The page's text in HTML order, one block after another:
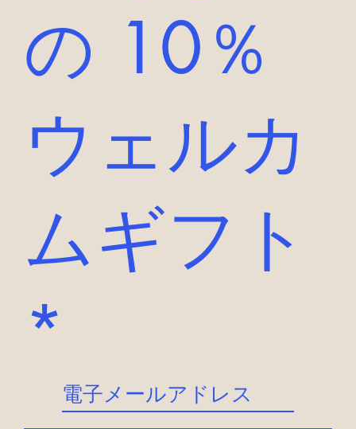
の 10％
ウェルカ
ムギフト
*